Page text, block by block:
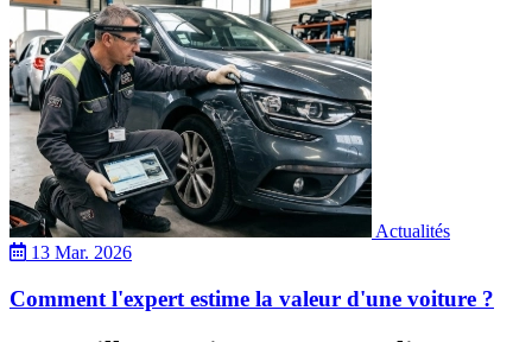
Actualités
13 Mar. 2026
Comment l'expert estime la valeur d'une voiture ?